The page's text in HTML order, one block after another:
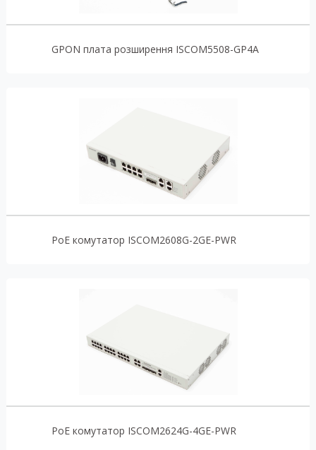
GPON плата розширення ISCOM5508-GP4A
PoE комутатор ISCOM2608G-2GE-PWR
PoE комутатор ISCOM2624G-4GE-PWR